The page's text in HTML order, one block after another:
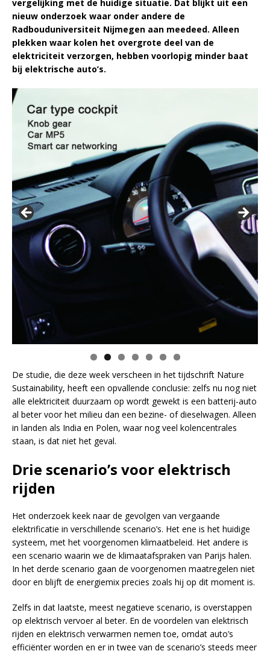
vergelijking met de huidige situatie. Dat blijkt uit een
nieuw onderzoek waar onder andere de
Radbouduniversiteit Nijmegen aan meedeed. Alleen
plekken waar kolen het overgrote deel van de
elektriciteit verzorgen, hebben voorlopig minder baat
bij elektrische auto’s.
De studie, die deze week verscheen in het tijdschrift Nature
Sustainability, heeft een opvallende conclusie: zelfs nu nog niet
alle elektriciteit duurzaam op wordt gewekt is een batterij-auto
al beter voor het milieu dan een bezine- of dieselwagen. Alleen
in landen als India en Polen, waar nog veel kolencentrales
staan, is dat niet het geval.
Drie scenario’s voor elektrisch
rijden
Het onderzoek keek naar de gevolgen van vergaande
elektrificatie in verschillende scenario’s. Het ene is het huidige
systeem, met het voorgenomen klimaatbeleid. Het andere is
een scenario waarin we de klimaatafspraken van Parijs halen.
In het derde scenario gaan de voorgenomen maatregelen niet
door en blijft de energiemix precies zoals hij op dit moment is.
Zelfs in dat laatste, meest negatieve scenario, is overstappen
op elektrisch vervoer al beter. En de voordelen van elektrisch
rijden en elektrisch verwarmen nemen toe, omdat auto’s
efficiënter worden en er in twee van de scenario’s steeds meer